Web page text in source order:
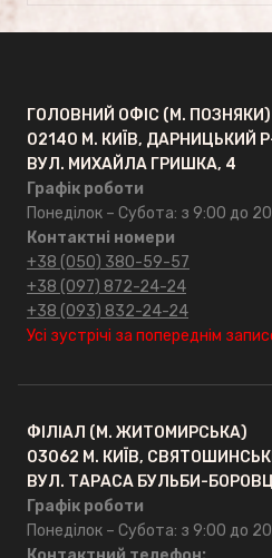
Про компанію
FAQ
ОПТ
Контакти
ГОЛОВНИЙ ОФІС (М. ПОЗНЯКИ)
02140 М. КИЇВ, ДАРНИЦЬКИЙ
ВУЛ. МИХАЙЛА ГРИШКА, 4
Графік роботи
Понеділок – Субота: з 9:00 до
Контактні номери
+38 (050) 380-59-57
+38 (097) 872-24-24
+38 (093) 832-24-24
Усі зустрічі за попереднім
ФІЛІАЛ (М. ЖИТОМИРСЬКА)
03062 М. КИЇВ,
ВУЛ. ТАРАСА БУЛЬБИ-
Графік роботи
Понеділок – Субота: з 9:00 до